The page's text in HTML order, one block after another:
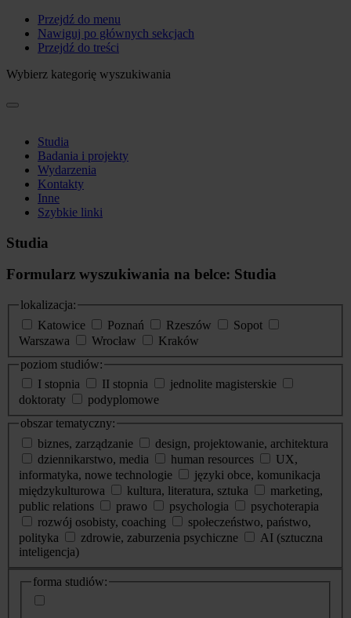
Przejdź do menu
Nawiguj po głównych sekcjach
Przejdź do treści
Wybierz kategorię wyszukiwania
Studia
Badania i projekty
Wydarzenia
Kontakty
Inne
Szybkie linki
Studia
Formularz wyszukiwania na belce: Studia
lokalizacja:
Katowice
Poznań Rzeszów
Sopot
Warszawa
Wrocław
Kraków
poziom studiów:
I stopnia
II stopnia
jednolite magisterskie
doktoraty
podyplomowe
obszar tematyczny:
biznes, zarządzanie
design, projektowanie, architektura
dziennikarstwo, media
human resources
UX,
informatyka, nowe technologie
języki obce, komunikacja
międzykulturowa
kultura, literatura, sztuka
marketing,
public relations
prawo psychologia
psychoterapia
rozwój osobisty, coaching
społeczeństwo, państwo,
polityka
zdrowie, zaburzenia psychiczne
AI (sztuczna
inteligencja)
dodatkowe
informacje
forma studiów: